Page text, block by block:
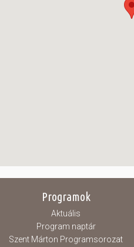
Programok
Aktuális
Program naptár
Szent Márton Programsorozat